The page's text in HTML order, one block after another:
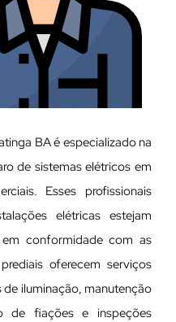
BA é especializado na
de sistemas elétricos em
Esses profissionais
elétricas estejam
conformidade com as
oferecem serviços
iluminação, manutenção
de fiações e inspeções